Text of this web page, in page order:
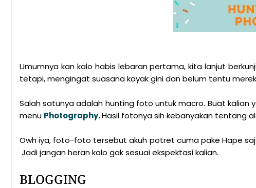
Umumnya kan kalo habis lebaran pertama, kita lanjut
tetapi, mengingat suasana kayak gini dan belum tentu
Salah satunya adalah hunting foto untuk macro. Buat kalian
menu Photography.Hasil fotonya sih kebanyakan tentang
Owh iya, foto-foto tersebut akuh potret cuma pake Hape
Jadi jangan heran kalo gak sesuai ekspektasi kalian.
BLOGGING